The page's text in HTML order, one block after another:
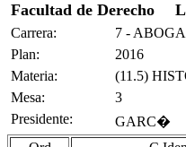
Facultad de Derecho
Carrera:
7 -
Plan:
2016
Materia:
(11.5)
Mesa:
3
Presidente:
GARC�